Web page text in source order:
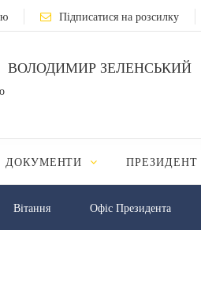
Підписатися на розсилку
ВОЛОДИМИР ЗЕЛЕНСЬКИЙ
ДОКУМЕНТИ ПРЕЗИДЕНТ
Вiтання Офіс Президента